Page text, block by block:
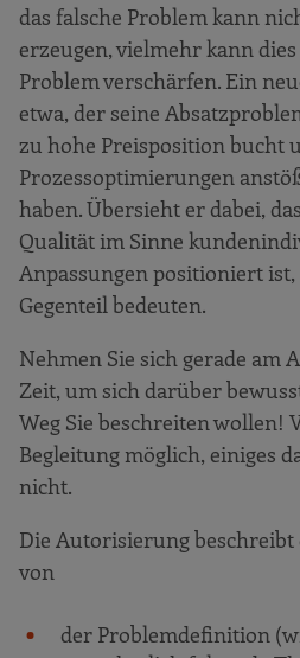
das falsche Problem kann
erzeugen, vielmehr kann
Problem verschärfen. Ein
etwa, der seine
zu hohe Preisposition bucht
Prozessoptimierungen
haben. Übersieht er dabei,
Qualität im Sinne
Anpassungen positioniert ist,
Gegenteil bedeuten.
Nehmen Sie sich gerade am
Zeit, um sich darüber
Weg Sie beschreiten wollen!
Begleitung möglich, einiges
nicht.
Die Autorisierung beschreibt
von
der Problemdefinition